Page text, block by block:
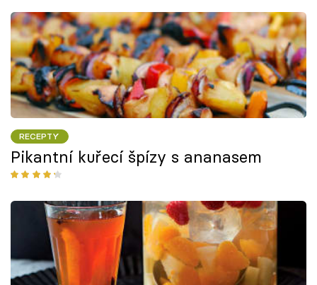
RECEPTY
Pikantní kuřecí špízy s ananasem